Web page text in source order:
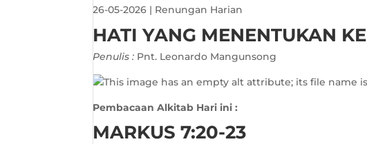
26-05-2026 | Renungan Harian
HATI YANG MENENTUKAN
Penulis : Pnt. Leonardo Mangunsong
Pembacaan Alkitab Hari ini :
MARKUS 7:20-23